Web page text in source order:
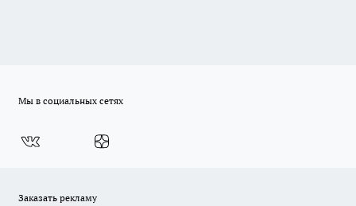
Мы в социальных сетях
Заказать рекламу